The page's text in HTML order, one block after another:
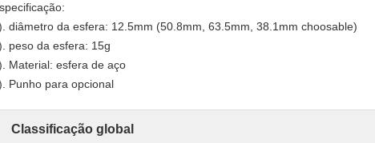
diâmetro da esfera: 12.5mm (50.8mm, 63.5mm, 38.1mm choosable)
peso da esfera: 15g
Material: esfera de aço
Punho para opcional
Classificação global